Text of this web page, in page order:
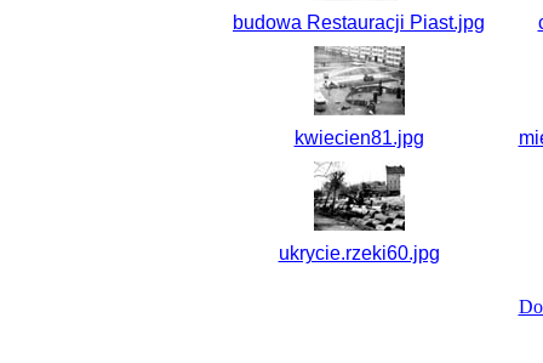
budowa Restauracji Piast.jpg
kwiecien81.jpg
ukrycie.rzeki60.jpg